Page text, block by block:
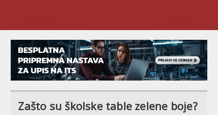
Zašto su školske table zelene boje?